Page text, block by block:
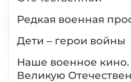
Редкая военная
Дети – герои войны
Наше военное
Великую